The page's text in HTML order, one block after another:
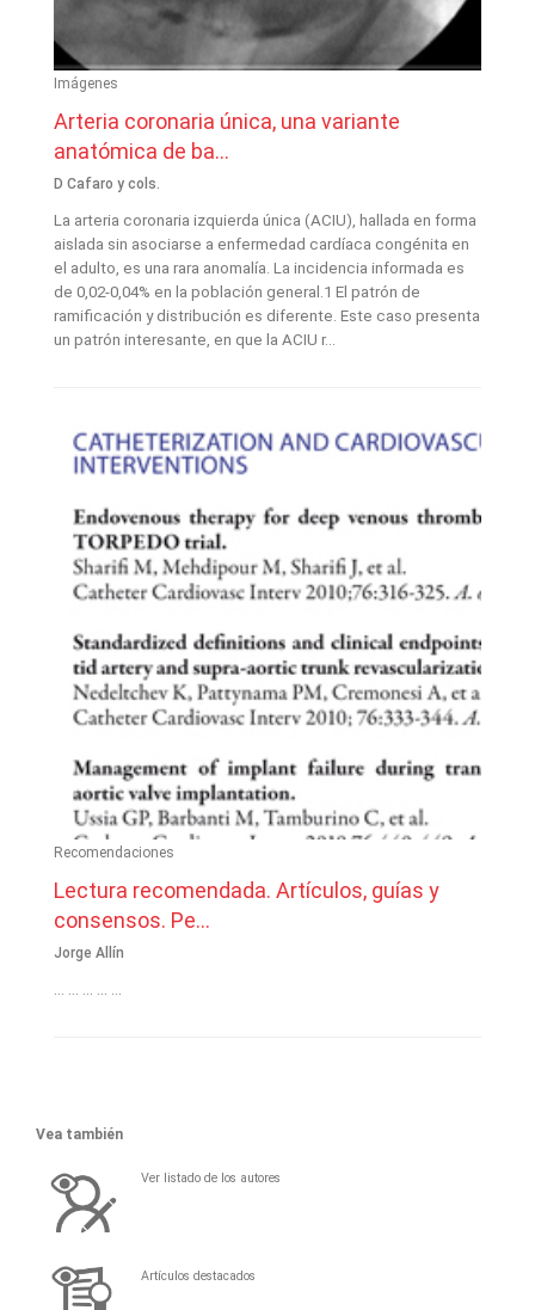
Imágenes
Arteria coronaria única, una variante
anatómica de ba...
D Cafaro y cols.
La arteria coronaria izquierda única (ACIU), hallada en forma
aislada sin asociarse a enfermedad cardíaca congénita en
el adulto, es una rara anomalía. La incidencia informada es
de 0,02-0,04% en la población general.1 El patrón de
ramificación y distribución es diferente. Este caso presenta
un patrón interesante, en que la ACIU r...
Recomendaciones
Lectura recomendada. Artículos, guías y
consensos. Pe...
Jorge Allín
... ... ... ... ...
Vea también
Ver listado de los autores
Artículos destacados